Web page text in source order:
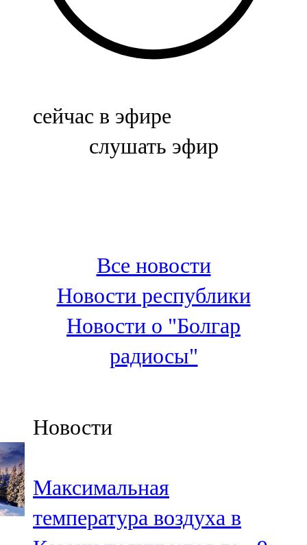
107,5 FM
Биләр
Болгар
100,3 FM
Зәй
106,6 FM
Кадыбаш
105,2 FM
91,5 FM
106,1 FM
Кама тамагы
сейчас в эфире
слушать эфир
Все новости
Новости республики
Новости о "Болгар
радиосы"
Новости
Максимальная
температура воздуха в